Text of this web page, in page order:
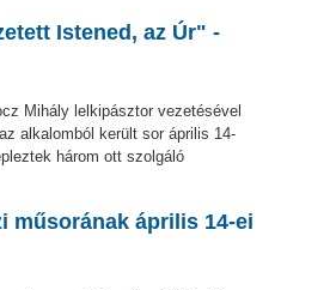
Istened, az Úr" -
Mihály lelkipásztor vezetésével
alkalomból került sor április 14-
három ott szolgáló
műsorának április 14-ei